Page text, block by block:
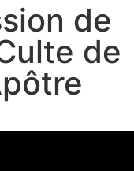
de
de